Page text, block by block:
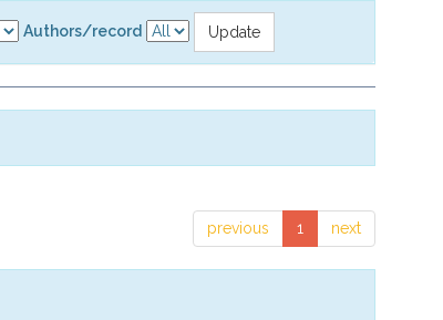
Authors/record
previous 1 next